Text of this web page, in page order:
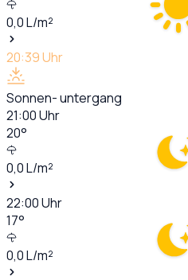
0,0L/m²
20:39Uhr
Sonnen- untergang
21:00Uhr
20°
0,0L/m²
22:00Uhr
17°
0,0L/m²